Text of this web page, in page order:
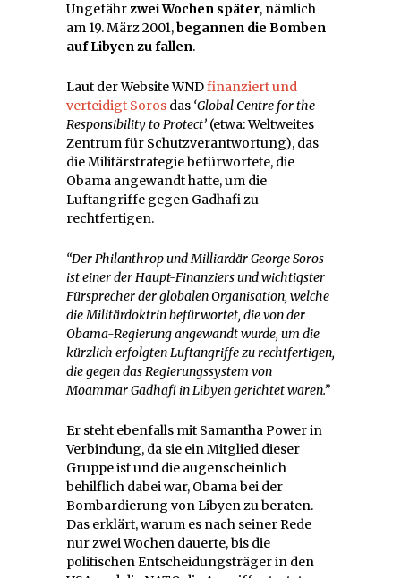
Ungefährzwei Wochen später, nämlich
am 19. März 2001,begannen die Bomben
auf Libyen zu fallen.
Laut der Website WNDfinanziert und
verteidigt Soros das ‘Global Centre for the
Responsibility to Protect’ (etwa: Weltweites
Zentrum für Schutzverantwortung), das
die Militärstrategie befürwortete, die
Obama angewandt hatte, um die
Luftangriffe gegen Gadhafi zu
rechtfertigen.
“Der Philanthrop und Milliardär George Soros
ist einer der Haupt-Finanziers und wichtigster
Fürsprecher der globalen Organisation, welche
die Militärdoktrin befürwortet, die von der
Obama-Regierung angewandt wurde, um die
kürzlich erfolgten Luftangriffe zu rechtfertigen,
die gegen das Regierungssystem von
Moammar Gadhafi in Libyen gerichtet waren.”
Er steht ebenfalls mit Samantha Power in
Verbindung, da sie ein Mitglied dieser
Gruppe ist und die augenscheinlich
behilflich dabei war, Obama bei der
Bombardierung von Libyen zu beraten.
Das erklärt, warum es nach seiner Rede
nur zwei Wochen dauerte, bis die
politischen Entscheidungsträger in den